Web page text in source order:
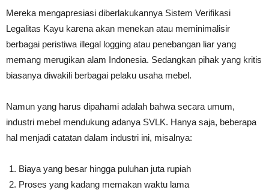
Mereka mengapresiasi diberlakukannya Sistem Verifikasi
Legalitas Kayu karena akan menekan atau meminimalisir
berbagai peristiwa illegal logging atau penebangan liar yang
memang merugikan alam Indonesia. Sedangkan pihak yang kritis
biasanya diwakili berbagai pelaku usaha mebel.
Namun yang harus dipahami adalah bahwa secara umum,
industri mebel mendukung adanya SVLK. Hanya saja, beberapa
hal menjadi catatan dalam industri ini, misalnya:
Biaya yang besar hingga puluhan juta rupiah
Proses yang kadang memakan waktu lama